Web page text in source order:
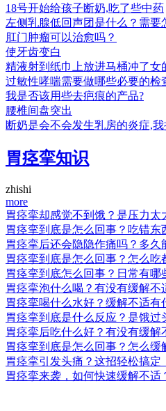
18号开始给孩子断奶,吃了些中药
左侧乳腺低回声团是什么？需要
肛门肿瘤可以治愈吗？
使牙齿变白
精液射到纸巾上放进马桶冲了女
过敏性哮喘需要做哪些必要的检
我是否该用些去疤痕的产品?
腰椎间盘突出
断奶是会不会发生乳房的炎症,
胃痉挛知识
zhishi
more
胃痉挛却感觉不到饿？是压力太
胃痉挛到底是怎么回事？吃错东
胃痉挛后还会隐隐作痛吗？多久
胃痉挛到底是怎么回事？怎么吃
胃痉挛到底怎么回事？日常有哪
胃痉挛泡什么喝？有没有缓解不
胃痉挛喝什么水好？缓解不适有
胃痉挛到底是什么反应？是饿过
胃痉挛后吃什么好？有没有缓解
胃痉挛到底是怎么回事？怎么缓
胃痉挛引发头痛？这招轻松搞定
胃痉挛来袭，如何快速缓解不适